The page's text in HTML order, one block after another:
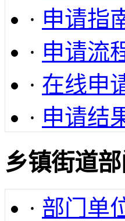
· 申请指
· 申请流
· 在线申
· 申请结
乡镇街道
· 部门单